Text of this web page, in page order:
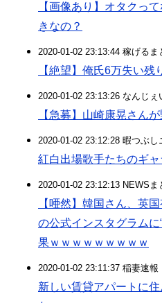
【画像あり】オタクっ
きなの？
2020-01-02 23:13:44 稼げるま
【絶望】俺氏6万失い
2020-01-02 23:13:26 なんじ
【急募】山崎康晃さん
2020-01-02 23:12:28 暇つぶし
紅白出場歌手たちのギャ
2020-01-02 23:12:13 NEWS
【唖然】韓国さん、英
の公式インスタグラム
果ｗｗｗｗｗｗｗｗｗ
2020-01-02 23:11:37 稲妻速報
新しい賃貸アパートに